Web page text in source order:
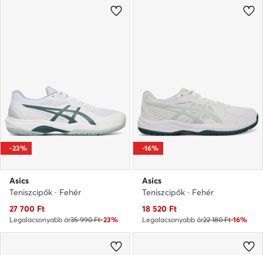
-23%
Asics
Teniszcipők · Fehér
Aktuális ár
27 700 Ft
Legalacsonyabb ár35 990 Ft-23%
-16%
Asics
Teniszcipők · Fehér
Aktuális ár
18 520 Ft
Legalacsonyabb ár22 180 Ft-16%